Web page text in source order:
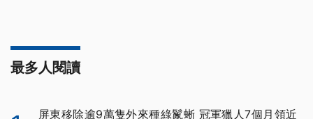
最多人閱讀
屏東移除逾9萬隻外來種綠鬣蜥 冠軍獵人7個月領近